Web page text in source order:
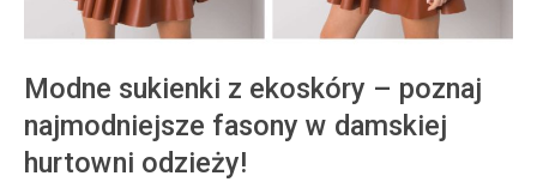
Modne sukienki z ekoskóry – poznaj
najmodniejsze fasony w damskiej
hurtowni odzieży!